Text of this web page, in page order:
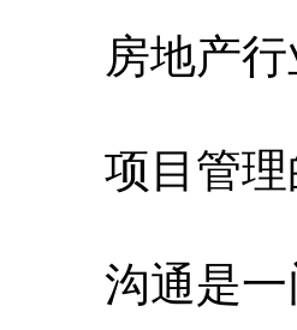
房地产行
项目管理
沟通是一